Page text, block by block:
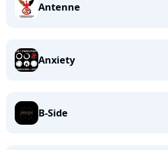
Antenne
Anxiety
B-Side